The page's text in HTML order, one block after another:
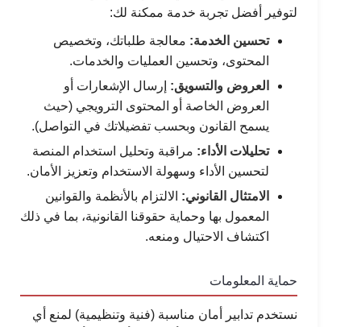
لتوفير أفضل تجربة خدمة ممكنة لك:
تحسين الخدمة: معالجة طلباتك، وتخصيص
المحتوى، وتحسين العمليات والخدمات.
العروض والتسويق: إرسال الإشعارات أو
العروض الخاصة أو المحتوى الترويجي (حيث
يسمح القانون وبحسب تفضيلاتك في التواصل).
تحليلات الأداء: مراقبة وتحليل استخدام المنصة
لتحسين الأداء وسهولة الاستخدام وتعزيز الأمان.
الامتثال القانوني: الالتزام بالأنظمة والقوانين
المعمول بها وحماية حقوقنا القانونية، بما في ذلك
اكتشاف الاحتيال ومنعه.
حماية المعلومات
نستخدم تدابير أمان مناسبة (فنية وتنظيمية) لمنع أي